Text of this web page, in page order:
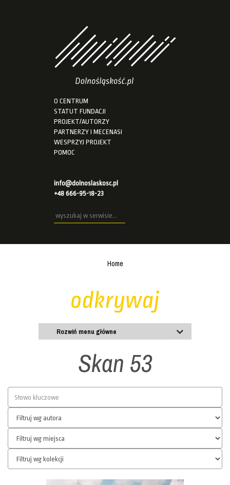
O CENTRUM
STATUT FUNDACJI
PROJEKT/AUTORZY
PARTNERZY I MECENASI
WESPRZYJ PROJEKT
POMOC
info@dolnoslaskosc.pl
+48 666-95-18-23
Home
odkrywaj
Rozwiń menu główne
Skan 53